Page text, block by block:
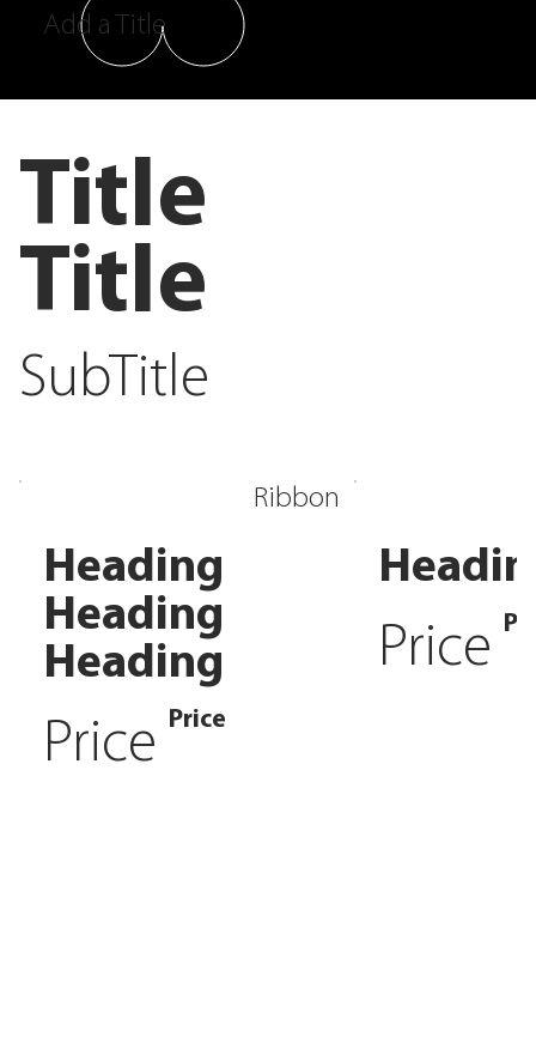
Add a Title
Title
Title
SubTitle
Ribbon
Heading
Heading
Heading
Price Price
Price